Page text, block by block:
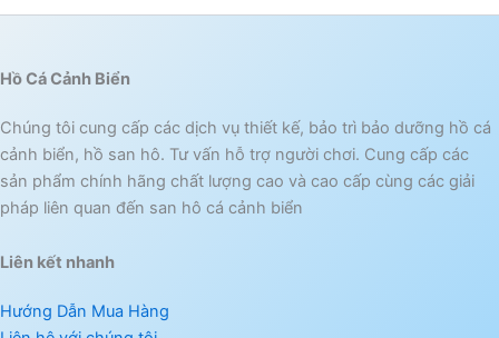
Hồ Cá Cảnh Biển
Chúng tôi cung cấp các dịch vụ thiết kế, bảo trì bảo dưỡng hồ cá
cảnh biển, hồ san hô. Tư vấn hỗ trợ người chơi. Cung cấp các
sản phẩm chính hãng chất lượng cao và cao cấp cùng các giải
pháp liên quan đến san hô cá cảnh biển
Liên kết nhanh
Hướng Dẫn Mua Hàng